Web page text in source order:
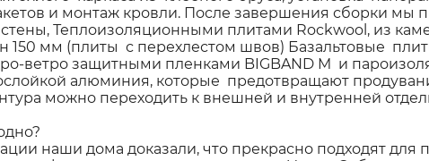
и монтаж кровли. После завершения сборки мы
Теплоизоляционными плитами Rockwool, из
мм (плиты с перехлестом швов) Базальтовые
ветро защитными пленками BIGBAND M и
алюминия, которые предотвращают
можно переходить к внешней и внутренней
наши дома доказали, что прекрасно подходят